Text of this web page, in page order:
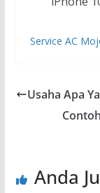
Service AC
Usaha Apa
Anda